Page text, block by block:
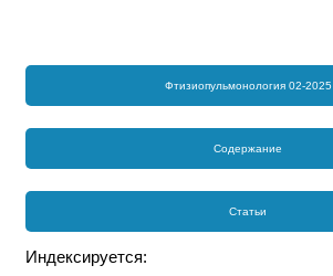
Фтизиопульмонология 02-2025
Содержание
Статьи
Индексируется: